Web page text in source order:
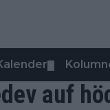
auf